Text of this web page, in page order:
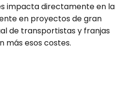
impacta directamente en la
en proyectos de gran
de transportistas y franjas
más esos costes.